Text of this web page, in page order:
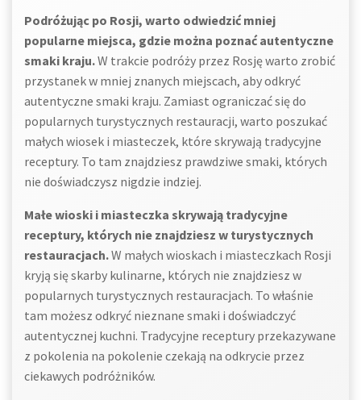
Podróżując po Rosji, warto odwiedzić mniej
popularne miejsca, gdzie można poznać autentyczne
smaki kraju.W trakcie podróży przez Rosję warto zrobić
przystanek w mniej znanych miejscach, aby odkryć
autentyczne smaki kraju. Zamiast ograniczać się do
popularnych turystycznych restauracji, warto poszukać
małych wiosek i miasteczek, które skrywają tradycyjne
receptury. To tam znajdziesz prawdziwe smaki, których
nie doświadczysz nigdzie indziej.
Małe wioski i miasteczka skrywają tradycyjne
receptury, których nie znajdziesz w turystycznych
restauracjach.W małych wioskach i miasteczkach Rosji
kryją się skarby kulinarne, których nie znajdziesz w
popularnych turystycznych restauracjach. To właśnie
tam możesz odkryć nieznane smaki i doświadczyć
autentycznej kuchni. Tradycyjne receptury przekazywane
z pokolenia na pokolenie czekają na odkrycie przez
ciekawych podróżników.